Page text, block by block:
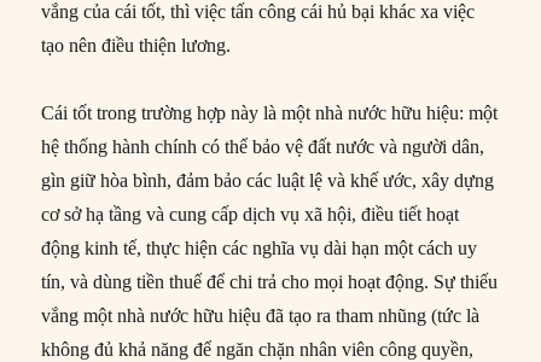
vắng của cái tốt, thì việc tấn công cái hủ bại khác xa việc
tạo nên điều thiện lương.
Cái tốt trong trường hợp này là một nhà nước hữu hiệu: một
hệ thống hành chính có thể bảo vệ đất nước và người dân,
gìn giữ hòa bình, đảm bảo các luật lệ và khế ước, xây dựng
cơ sở hạ tầng và cung cấp dịch vụ xã hội, điều tiết hoạt
động kinh tế, thực hiện các nghĩa vụ dài hạn một cách uy
tín, và dùng tiền thuế để chi trả cho mọi hoạt động. Sự thiếu
vắng một nhà nước hữu hiệu đã tạo ra tham nhũng (tức là
không đủ khả năng để ngăn chặn nhân viên công quyền,